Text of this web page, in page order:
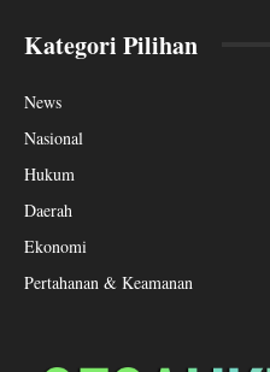
Kategori Pilihan
News
Nasional
Hukum
Daerah
Ekonomi
Pertahanan & Keamanan